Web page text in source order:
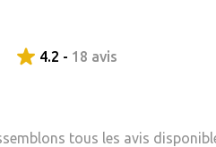
4.2 - 18 avis
tous les avis